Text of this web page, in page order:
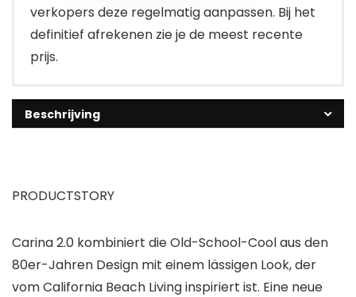
verkopers deze regelmatig aanpassen. Bij het
definitief afrekenen zie je de meest recente
prijs.
Beschrijving
PRODUCTSTORY
Carina 2.0 kombiniert die Old-School-Cool aus den
80er-Jahren Design mit einem lässigen Look, der
vom California Beach Living inspiriert ist. Eine neue